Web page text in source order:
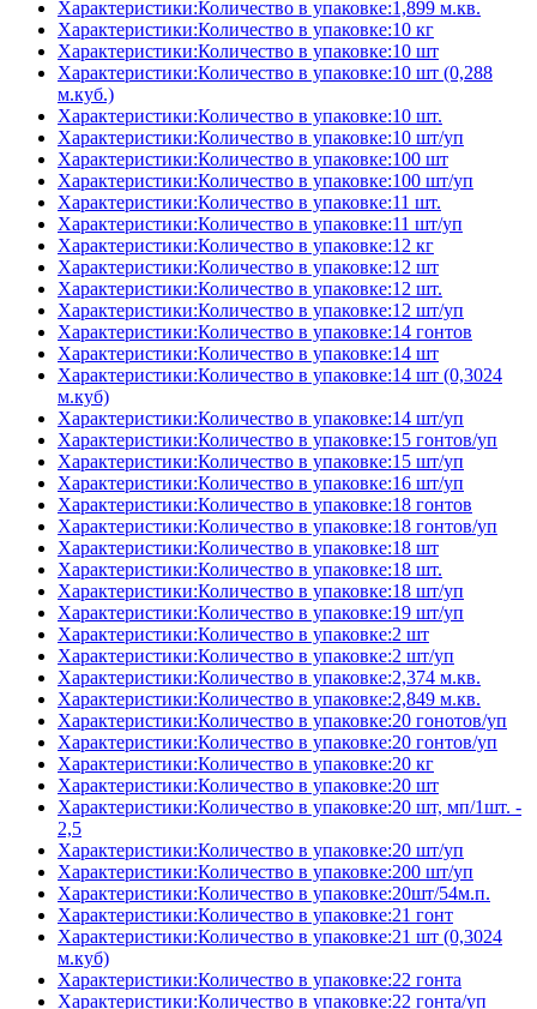
Характеристики:Количество в упаковке:1,899 м.кв.
Характеристики:Количество в упаковке:10 кг
Характеристики:Количество в упаковке:10 шт
Характеристики:Количество в упаковке:10 шт (0,288
м.куб.)
Характеристики:Количество в упаковке:10 шт.
Характеристики:Количество в упаковке:10 шт/уп
Характеристики:Количество в упаковке:100 шт
Характеристики:Количество в упаковке:100 шт/уп
Характеристики:Количество в упаковке:11 шт.
Характеристики:Количество в упаковке:11 шт/уп
Характеристики:Количество в упаковке:12 кг
Характеристики:Количество в упаковке:12 шт
Характеристики:Количество в упаковке:12 шт.
Характеристики:Количество в упаковке:12 шт/уп
Характеристики:Количество в упаковке:14 гонтов
Характеристики:Количество в упаковке:14 шт
Характеристики:Количество в упаковке:14 шт (0,3024
м.куб)
Характеристики:Количество в упаковке:14 шт/уп
Характеристики:Количество в упаковке:15 гонтов/уп
Характеристики:Количество в упаковке:15 шт/уп
Характеристики:Количество в упаковке:16 шт/уп
Характеристики:Количество в упаковке:18 гонтов
Характеристики:Количество в упаковке:18 гонтов/уп
Характеристики:Количество в упаковке:18 шт
Характеристики:Количество в упаковке:18 шт.
Характеристики:Количество в упаковке:18 шт/уп
Характеристики:Количество в упаковке:19 шт/уп
Характеристики:Количество в упаковке:2 шт
Характеристики:Количество в упаковке:2 шт/уп
Характеристики:Количество в упаковке:2,374 м.кв.
Характеристики:Количество в упаковке:2,849 м.кв.
Характеристики:Количество в упаковке:20 гонотов/уп
Характеристики:Количество в упаковке:20 гонтов/уп
Характеристики:Количество в упаковке:20 кг
Характеристики:Количество в упаковке:20 шт
Характеристики:Количество в упаковке:20 шт, мп/1шт. -
2,5
Характеристики:Количество в упаковке:20 шт/уп
Характеристики:Количество в упаковке:200 шт/уп
Характеристики:Количество в упаковке:20шт/54м.п.
Характеристики:Количество в упаковке:21 гонт
Характеристики:Количество в упаковке:21 шт (0,3024
м.куб)
Характеристики:Количество в упаковке:22 гонта
Характеристики:Количество в упаковке:22 гонта/уп